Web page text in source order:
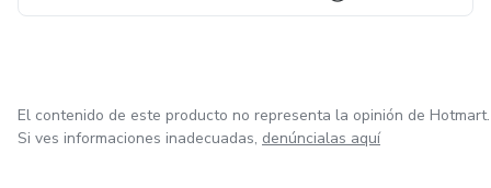
El contenido de este producto no representa la opinión de Hotmart.
Si ves informaciones inadecuadas, denúncialas aquí